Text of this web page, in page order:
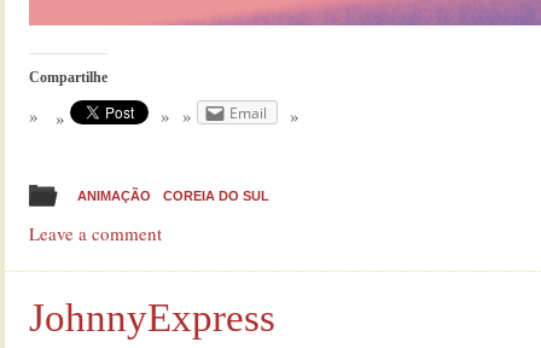
Compartilhe
Email
ANIMAÇÃO COREIA DO SUL
Leave a comment
JohnnyExpress